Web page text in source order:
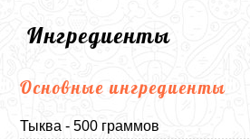
Ингредиенты
Основные ингредиенты
Тыква - 500 граммов